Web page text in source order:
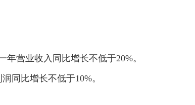
年营业收入同比增长不低于20%。
同比增长不低于10%。